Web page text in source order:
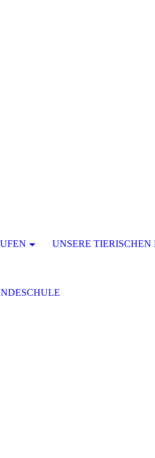
UNSERE